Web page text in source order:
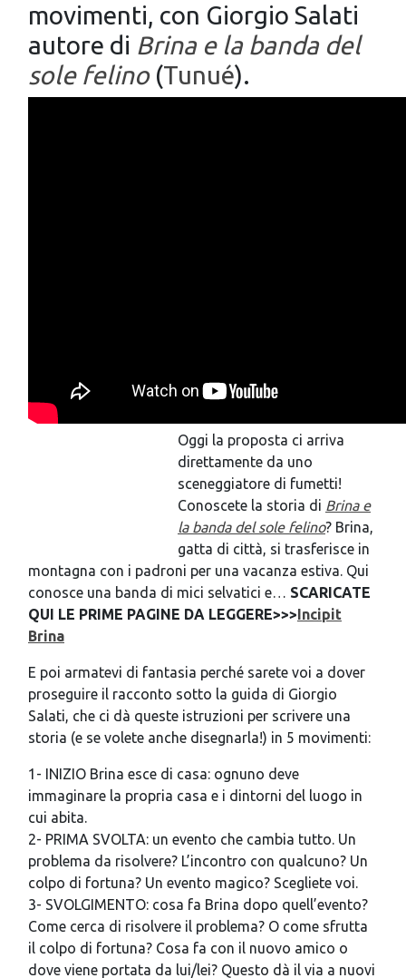
movimenti, con Giorgio Salati
autore di Brina e la banda del
sole felino(Tunué).
Oggi la proposta ci arriva
direttamente da uno
sceneggiatore di fumetti!
Conoscete la storia di Brina e
la banda del sole felino? Brina,
gatta di città, si trasferisce in
montagna con i padroni per una vacanza estiva. Qui
conosce una banda di mici selvatici e… SCARICATE
QUI LE PRIME PAGINE DA LEGGERE>>>Incipit
Brina
E poi armatevi di fantasia perché sarete voi a dover
proseguire il racconto sotto la guida di Giorgio
Salati, che ci dà queste istruzioni per scrivere una
storia (e se volete anche disegnarla!) in 5 movimenti:
1- INIZIO Brina esce di casa: ognuno deve
immaginare la propria casa e i dintorni del luogo in
cui abita.
2- PRIMA SVOLTA: un evento che cambia tutto. Un
problema da risolvere? L’incontro con qualcuno? Un
colpo di fortuna? Un evento magico? Scegliete voi.
3- SVOLGIMENTO: cosa fa Brina dopo quell’evento?
Come cerca di risolvere il problema? O come sfrutta
il colpo di fortuna? Cosa fa con il nuovo amico o
dove viene portata da lui/lei? Questo dà il via a nuovi